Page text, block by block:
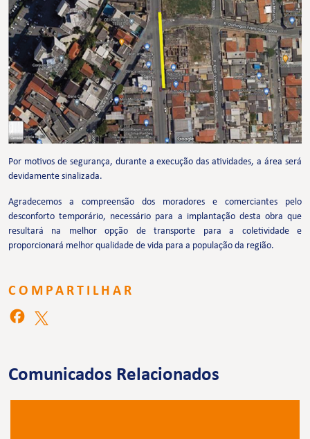
Por motivos de segurança, durante a execução das atividades, a área será
devidamente sinalizada.
Agradecemos a compreensão dos moradores e comerciantes pelo
desconforto temporário, necessário para a implantação desta obra que
resultará na melhor opção de transporte para a coletividade e
proporcionará melhor qualidade de vida para a população da região.
COMPARTILHAR
Comunicados Relacionados